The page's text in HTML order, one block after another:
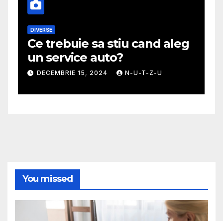
DIVERSE
Ce trebuie sa stiu cand aleg
un service auto?
DECEMBRIE 15, 2024 N-U-T-Z-U
You missed